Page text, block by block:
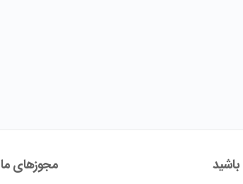
مجوز‌های ما